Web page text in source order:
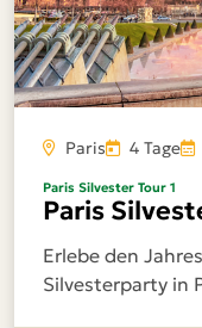
Paris 4 Tage
Paris Silvester Tour 1
Paris
Erlebe den
Silvesterparty in